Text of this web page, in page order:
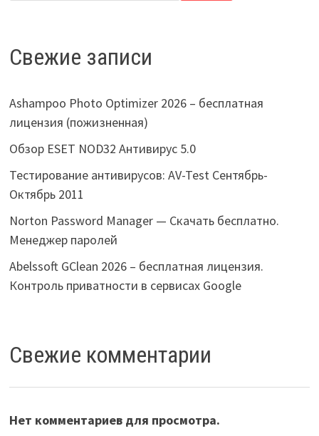
Свежие записи
Ashampoo Photo Optimizer 2026 – бесплатная
лицензия (пожизненная)
Обзор ESET NOD32 Антивирус 5.0
Тестирование антивирусов: AV-Test Сентябрь-
Октябрь 2011
Norton Password Manager — Скачать бесплатно.
Менеджер паролей
Abelssoft GClean 2026 – бесплатная лицензия.
Контроль приватности в сервисах Google
Свежие комментарии
Нет комментариев для просмотра.